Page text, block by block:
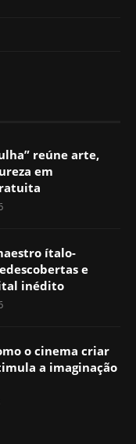
reúne arte,
em
ítalo-
e
inédito
o cinema criar
a imaginação